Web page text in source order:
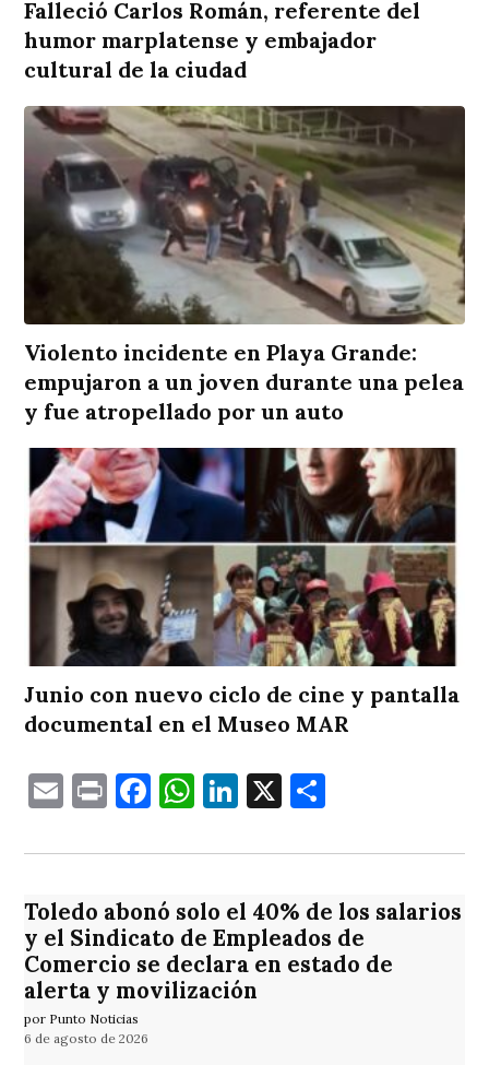
Falleció Carlos Román, referente del
humor marplatense y embajador
cultural de la ciudad
Violento incidente en Playa Grande:
empujaron a un joven durante una pelea
y fue atropellado por un auto
Junio con nuevo ciclo de cine y pantalla
documental en el Museo MAR
EmailPrintFacebook
WhatsApp
LinkedIn
X
Toledo abonó solo el 40% de los salarios
y el Sindicato de Empleados de
Comercio se declara en estado de
alerta y movilización
por Punto Noticias
6 de agosto de 2026